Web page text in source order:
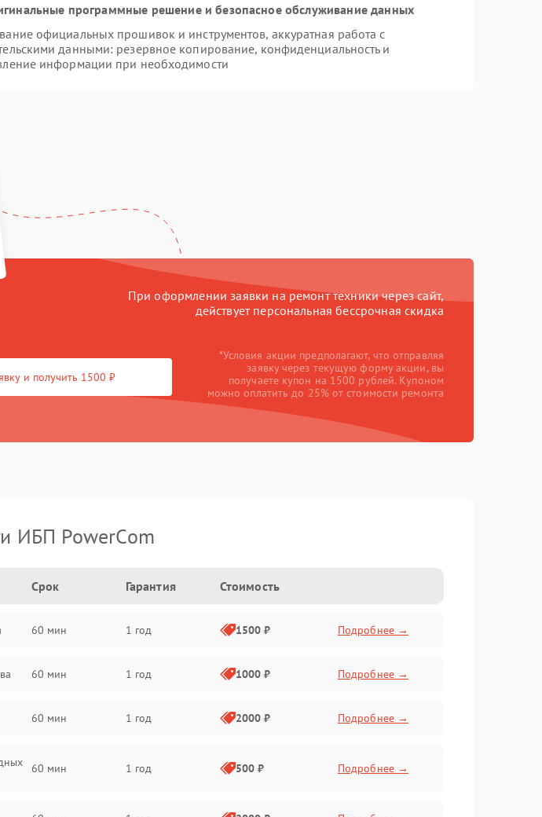
программные решение и безопасное обслуживание данных
официальных прошивок и инструментов, аккуратная работа с
данными: резервное копирование, конфиденциальность и
информации при необходимости
При оформлении заявки на ремонт техники через сайт,
действует персональная бессрочная скидка
и получить 1500 ₽
*Условия акции предполагают, что отправляя
заявку через текущую форму акции, вы
получаете купон на 1500 рублей. Купоном
можно оплатить до 25% от стоимости ремонта
ИБП PowerCom
Срок Гарантия Стоимость
60 мин 1 год 1500 ₽ Подробнее →
60 мин 1 год 1000 ₽ Подробнее →
60 мин 1 год 2000 ₽ Подробнее →
60 мин 1 год 500 ₽ Подробнее →